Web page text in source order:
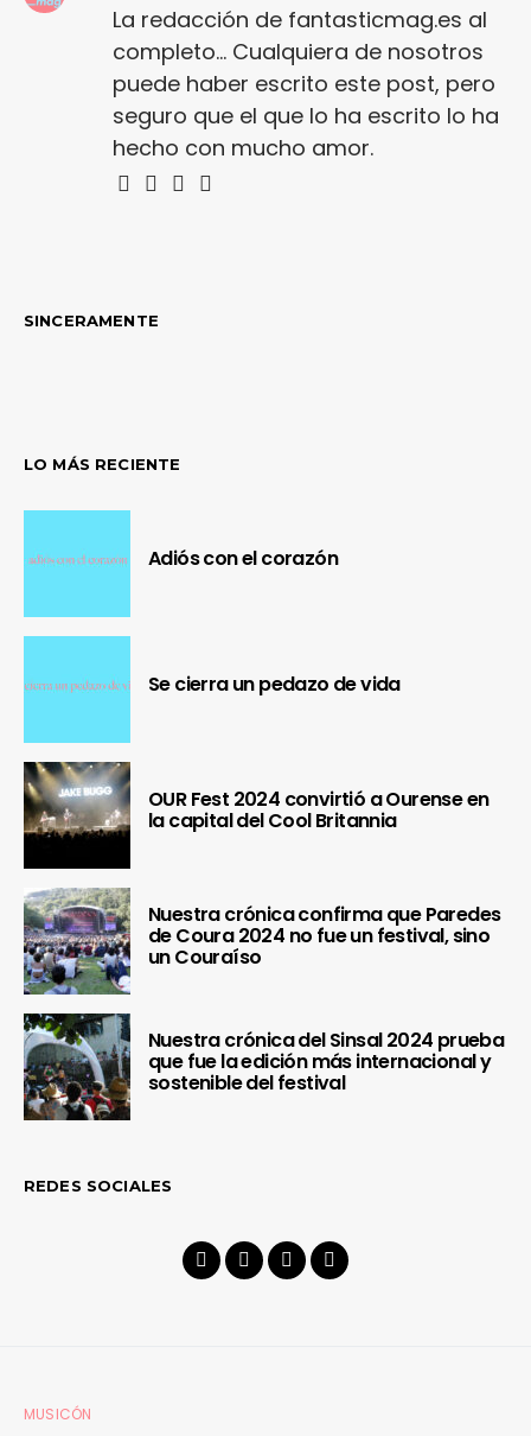
La redacción de fantasticmag.es al
completo... Cualquiera de nosotros
puede haber escrito este post, pero
seguro que el que lo ha escrito lo ha
hecho con mucho amor.
SINCERAMENTE
LO MÁS RECIENTE
Adiós con el corazón
Se cierra un pedazo de vida
OUR Fest 2024 convirtió a Ourense en
la capital del Cool Britannia
Nuestra crónica confirma que Paredes
de Coura 2024 no fue un festival, sino
un Couraíso
Nuestra crónica del Sinsal 2024 prueba
que fue la edición más internacional y
sostenible del festival
REDES SOCIALES
MUSICÓN